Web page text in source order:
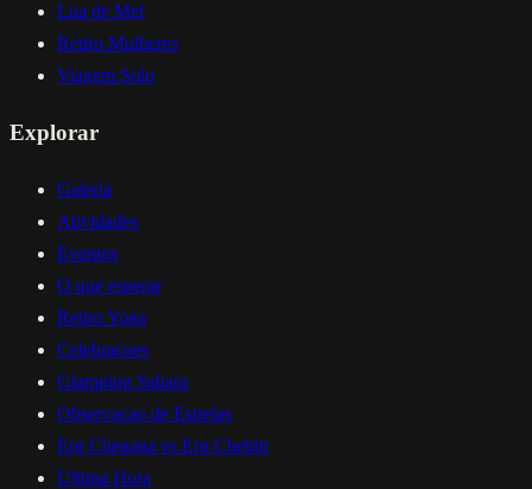
Lua de Mel
Retiro Mulheres
Viagem Solo
Explorar
Galeria
Atividades
Eventos
O que esperar
Retiro Yoga
Celebracoes
Glamping Sahara
Observacao de Estrelas
Erg Chegaga vs Erg Chebbi
Ultima Hora